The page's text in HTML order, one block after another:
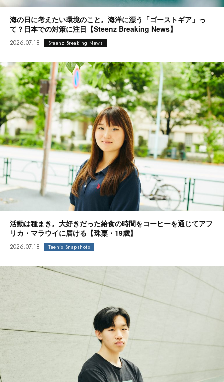
海の日に考えたい環境のこと。海洋に漂う「ゴーストギア」っ
て？日本での対策に注目【Steenz Breaking News】
2026.07.18 Steenz Breaking News
活動は種まき。大好きだった給食の時間をコーヒーを通じてアフ
リカ・マラウイに届ける【珠稟・19歳】
2026.07.18 Teen's Snapshots